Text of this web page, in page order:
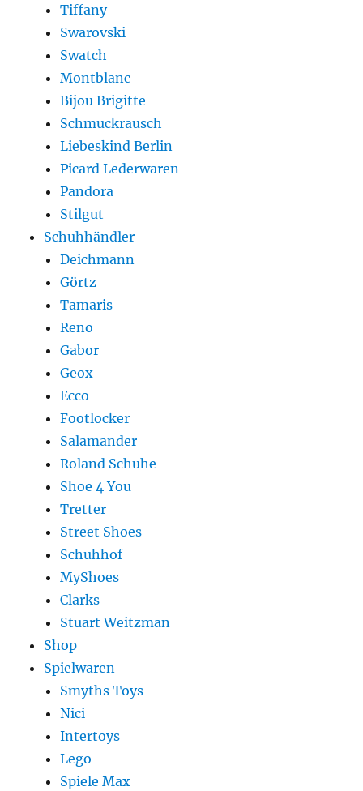
Tiffany
Swarovski
Swatch
Montblanc
Bijou Brigitte
Schmuckrausch
Liebeskind Berlin
Picard Lederwaren
Pandora
Stilgut
Schuhhändler
Deichmann
Görtz
Tamaris
Reno
Gabor
Geox
Ecco
Footlocker
Salamander
Roland Schuhe
Shoe 4 You
Tretter
Street Shoes
Schuhhof
MyShoes
Clarks
Stuart Weitzman
Shop
Spielwaren
Smyths Toys
Nici
Intertoys
Lego
Spiele Max